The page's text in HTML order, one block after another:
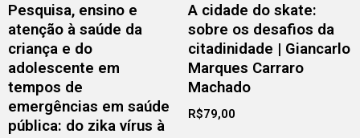
Pesquisa, ensino e
atenção à saúde da
criança e do
adolescente em
tempos de
emergências em saúde
pública: do zika vírus à
A cidade do skate:
sobre os desafios da
citadinidade | Giancarlo
Marques Carraro
Machado
R$79,00